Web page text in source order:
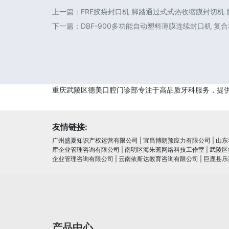
上一篇： FRE胶袋封口机 脚踏通过式式热收缩膜封切机
下一篇： DBF-900多功能自动塑料薄膜连续封口机 复
重庆武陵区德美口腔门诊部专注于高品质牙科服务，
友情链接:
广州盛夏知识产权运营有限公司 宜昌博朗预应力有限公司
山
库企业管理咨询有限公司
南明区海朱蕉网络科技工作室
武陵
企业管理咨询有限公司
云南依斯达教育咨询有限公司 巨鹿县